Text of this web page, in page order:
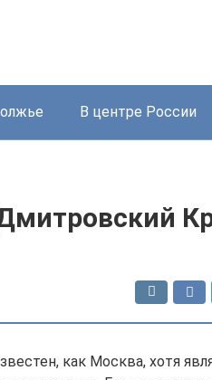
В центре России
как Москва, хотя